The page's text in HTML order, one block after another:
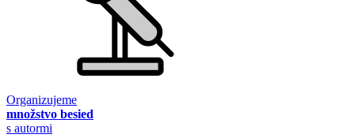
Organizujeme
množstvo besied
s autormi